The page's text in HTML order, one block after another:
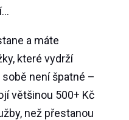
a máte
které vydrží
není špatné –
většinou 500+ Kč
než přestanou